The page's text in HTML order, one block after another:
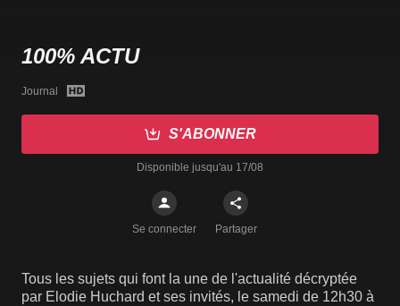
100% ACTU
Journal
S'ABONNER
Disponible jusqu'au 17/08
Se connecter Partager
Tous les sujets qui font la une de l'actualité décryptée
par Elodie Huchard et ses invités, le samedi de 12h30 à